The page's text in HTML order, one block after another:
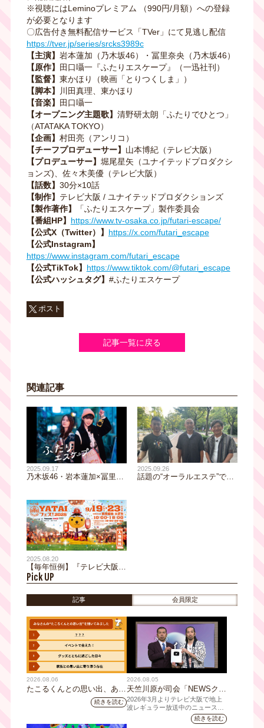
※視聴にはLeminoプレミアム （990円/月額）への登録
が必要となります
〇広告付き無料配信サービス「TVer」にて見逃し配信
https://tver.jp/series/srcks3989c
【主演】 岩本蓮加（乃木坂46）・冨里奈央（乃木坂46）
【原作】
田口囁一『ふたりエスケープ』（一迅社刊）
【監督】 東かほり（映画「とりつくしま」）
【脚本】
川田真理、東かほり
【音楽】
田口囁一
【オープニング主題歌】 清野研太朗「ふたりでひとつ」
（ATATAKA TOKYO）
【企画】 村田亮（アンリコ）
【チーフプロデューサー】 山本博紀（テレビ大阪）
【プロデューサー】 堀尾星矢（ユナイテッドプロダクシ
ョンズ)、佐々木美優（テレビ大阪）
【話数】 30分×10話
【制作】 テレビ大阪 / ユナイテッドプロダクションズ
【製作著作】
「ふたりエスケープ」製作委員会
【番組HP】 https://www.tv-osaka.co.jp/futari-escape/
【公式X（Twitter）】 https://x.com/futari_escape
【公式Instagram】
https://www.instagram.com/futari_escape
【公式TikTok】 https://www.tiktok.com/@futari_escape
【公式ハッシュタグ】 #ふたりエスケープ
ポスト
記事一覧に戻る
関連記事
2025.09.17
乃木坂46・岩本蓮加×冨里奈
する先輩×後輩の新ビジュア
ル＆トレーラー映像解禁！オ
ープニング主題歌は清野研太
朗「ふたりでひとつ」に決
定！
2025.09.26
話題の“オーラルエステ”でお
2025.08.20
【毎年恒例】『テレビ大阪
YATAIフェス！2025』@花博
記念公園 鶴見緑地【5日間開
催！】
Pick UP
記事 会員限定
2026.08.06
たこるくんとの思い出、あり
ますか？会員のみなさんに聞
続きを読む
2026.08.05
天竺川原が司会「NEWSクラ
イシス」チャンネル登録者数
10万人突破！テレビ大阪の番
組史上最速記録を更新
2026年3月よりテレビ大阪で地上
波レギュラー放送中のニュース番
組「NEWSクライシス」が、この
たび2026年7月12日(日)に、
続きを読む